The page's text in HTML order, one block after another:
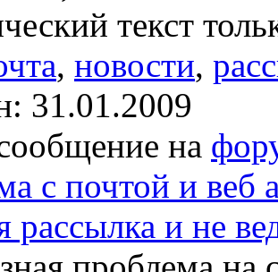
текст
, новости,
31.01.2009
на
с почтой и веб
рассылка и не